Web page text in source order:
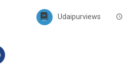
Udaipurviews